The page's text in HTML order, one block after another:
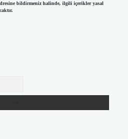
bildirmeniz halinde, ilgili içerikler yasal